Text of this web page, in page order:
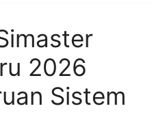
2026
Sistem